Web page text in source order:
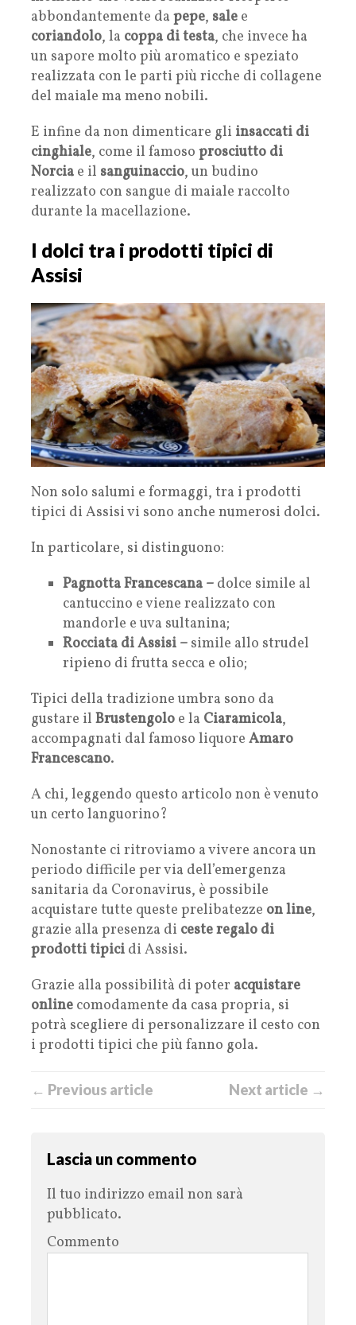
abbondantemente da pepe, sale e
coriandolo, la coppa ditesta, che invece ha
un sapore molto più aromatico e speziato
realizzata con le parti più ricche di collagene
del maiale ma meno nobili.
E infine da non dimenticare gli insaccati di
cinghiale, come il famoso prosciutto di
Norcia e il sanguinaccio, un budino
realizzato con sangue di maiale raccolto
durante la macellazione.
I dolci tra i prodotti tipici di
Assisi
Non solo salumi e formaggi, tra i prodotti
tipici di Assisi vi sono anche numerosi dolci.
In particolare, si distinguono:
Pagnotta Francescana – dolce simile al
cantuccino e viene realizzato con
mandorle e uva sultanina;
Rocciata di Assisi – simile allo strudel
ripieno di frutta secca e olio;
Tipici della tradizione umbra sono da
gustare il Brustengolo e la Ciaramicola,
accompagnati dal famoso liquore Amaro
Francescano.
A chi, leggendo questo articolo non è venuto
un certo languorino?
Nonostante ci ritroviamo a vivere ancora un
periodo difficile per via dell’emergenza
sanitaria da Coronavirus, è possibile
acquistare tutte queste prelibatezze on line,
grazie alla presenza di ceste regalo di
prodotti tipici di Assisi.
Grazie alla possibilità di poter acquistare
online comodamente da casa propria, si
potrà scegliere di personalizzare il cesto con
i prodotti tipici che più fanno gola.
← Previous article Next article →
Lascia un commento
Il tuo indirizzo email non sarà
pubblicato.
Commento